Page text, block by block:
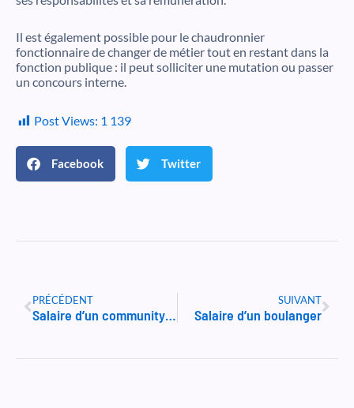
Il est également possible pour le chaudronnier
fonctionnaire de changer de métier tout en restant dans la
fonction publique : il peut solliciter une mutation ou passer
un concours interne.
Post Views: 1 139
Facebook Twitter
Précédent
PRÉCÉDENT
Salaire d’un community manager
SUIVANT
Salaire d’un boulanger